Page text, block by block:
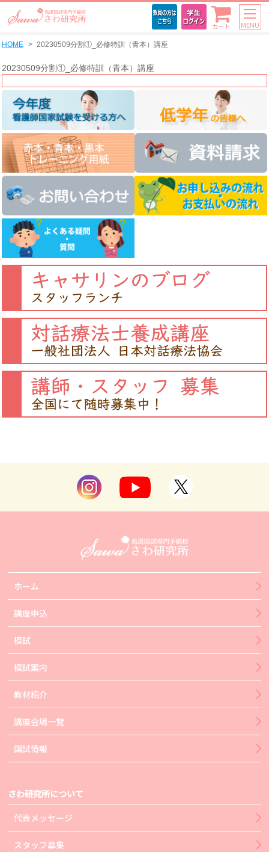
カート MENU
HOME 20230509分割①_必修特訓（青本）講座
20230509分割①_必修特訓（青本）講座
ホーム
講座申込
模試
模試案内
教材紹介
講座会場一覧
国試情報
さわ研究所について
代表メッセージ
スタッフ募集